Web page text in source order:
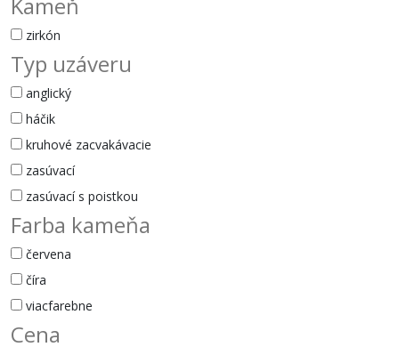
zirkón
Typ uzáveru
anglický
háčik
kruhové zacvakávacie
zasúvací
zasúvací s poistkou
Farba kameňa
červena
číra
viacfarebne
Cena